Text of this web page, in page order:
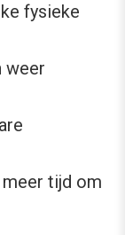
fysieke
weer
tijd om